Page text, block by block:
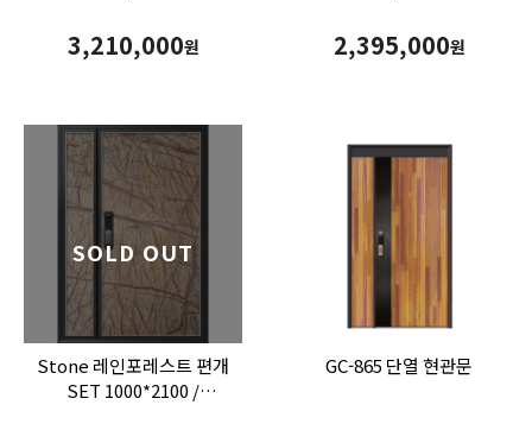
3,210,000원 2,395,000원
SOLD OUT
Stone 레인포레스트 편개
SET 1000*2100 /
GC-865 단열 현관문